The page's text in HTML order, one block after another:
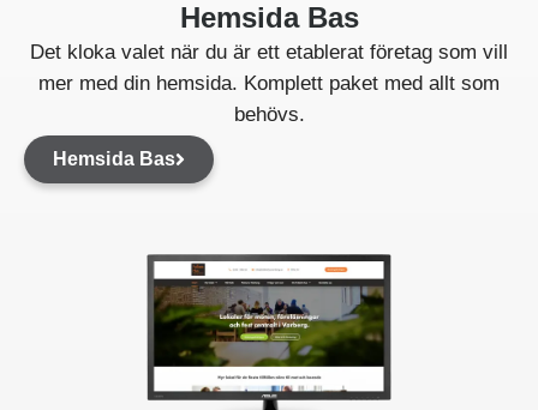
Hemsida Bas
Det kloka valet när du är ett etablerat företag som vill
mer med din hemsida. Komplett paket med allt som
behövs.
Hemsida Bas